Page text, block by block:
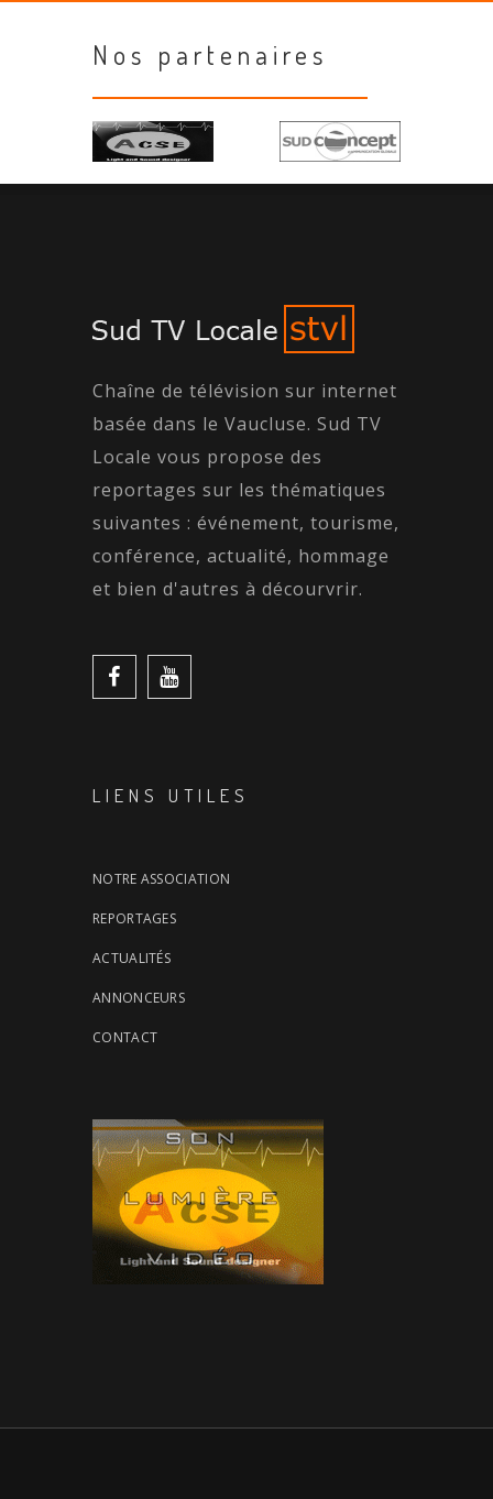
Nos partenaires
Chaîne de télévision sur internet
basée dans le Vaucluse. Sud TV
Locale vous propose des
reportages sur les thématiques
suivantes : événement, tourisme,
conférence, actualité, hommage
et bien d'autres à décourvrir.
LIENS UTILES
NOTRE ASSOCIATION
REPORTAGES
ACTUALITÉS
ANNONCEURS
CONTACT